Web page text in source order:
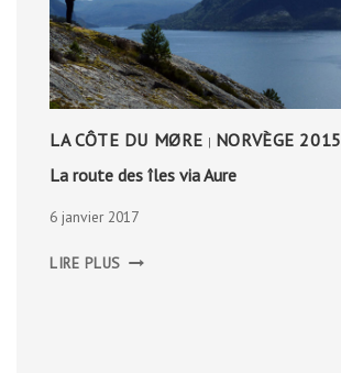
LA CÔTE DU MØRE | NORVÈGE 2015
La route des îles via Aure
6 janvier 2017
LIRE PLUS ROUTE